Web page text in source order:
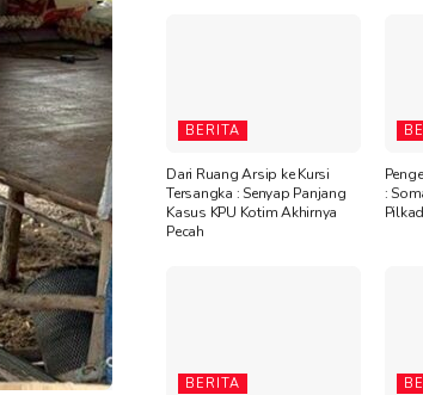
BERITA
Dari Ruang Arsip ke Kursi
Tersangka : Senyap Panjang
Kasus KPU Kotim Akhirnya
Pecah
:
BERITA